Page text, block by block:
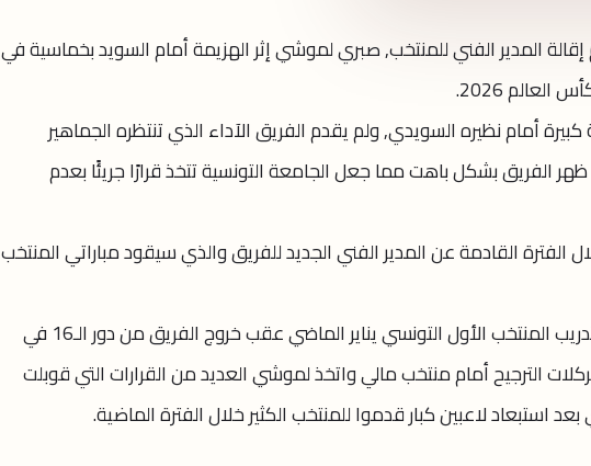
إقالة المدير الفني للمنتخب, صبري لموشي إثر الهزيمة أمام السويد بخماسية في
2026.
أمام نظيره السويدي, ولم يقدم الفريق الآداء الذي تنتظره الجماهير
ظهر الفريق بشكل باهت مما جعل الجامعة التونسية تتخذ قرارًا جريئًا بعدم
القادمة عن المدير الفني الجديد للفريق والذي سيقود مباراتي المنتخب
يذكر أن لموشي قد تولى مهام تدريب المنتخب الأول التونسي يناير الماضي عقب خروج الفريق من دور الـ16 في
الترجيح أمام منتخب مالي واتخذ لموشي العديد من القرارات التي قوبلت
بعد استبعاد لاعبين كبار قدموا للمنتخب الكثير خلال الفترة الماضية.